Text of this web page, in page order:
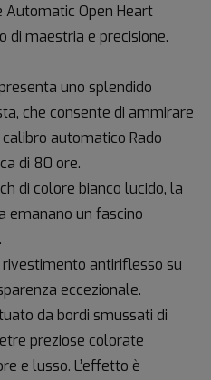
Automatic Open Heart
di maestria e precisione.
uno splendido
che consente di ammirare
automatico Rado
di 80 ore.
di colore bianco lucido, la
emanano un fascino
antiriflesso su
eccezionale.
da bordi smussati di
preziose colorate
e lusso. L’effetto è